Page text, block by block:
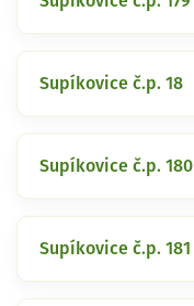
Supíkovice č.p. 18
Supíkovice č.p. 180
Supíkovice č.p. 181